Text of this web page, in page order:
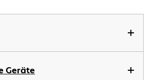
Geräte